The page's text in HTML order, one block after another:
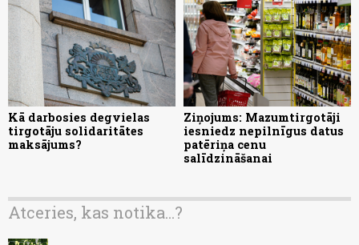
Kā darbosies degvielas
tirgotāju solidaritātes
maksājums?
Ziņojums: Mazumtirgotāji
iesniedz nepilnīgus datus
patēriņa cenu
salīdzināšanai
Atceries, kas notika...?